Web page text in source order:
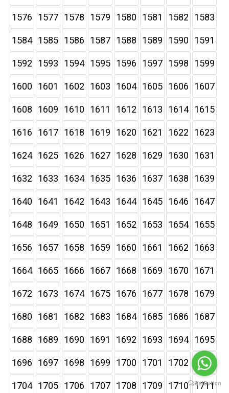
1576 1577 1578 1579 1580 1581 1582 1583
1584 1585 1586 1587 1588 1589 1590 1591
1592 1593 1594 1595 1596 1597 1598 1599
1600 1601 1602 1603 1604 1605 1606 1607
1608 1609 1610 1611 1612 1613 1614 1615
1616 1617 1618 1619 1620 1621 1622 1623
1624 1625 1626 1627 1628 1629 1630 1631
1632 1633 1634 1635 1636 1637 1638 1639
1640 1641 1642 1643 1644 1645 1646 1647
1648 1649 1650 1651 1652 1653 1654 1655
1656 1657 1658 1659 1660 1661 1662 1663
1664 1665 1666 1667 1668 1669 1670 1671
1672 1673 1674 1675 1676 1677 1678 1679
1680 1681 1682 1683 1684 1685 1686 1687
1688 1689 1690 1691 1692 1693 1694 1695
1696 1697 1698 1699 1700 1701 1702 1703
1704 1705 1706 1707 1708 1709 1710 1711